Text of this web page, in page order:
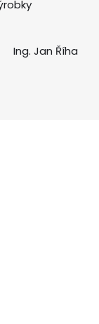
Ing. Jan Říha